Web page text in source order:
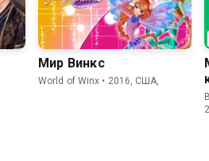
Мир Винкс
World of Winx • 2016, США,